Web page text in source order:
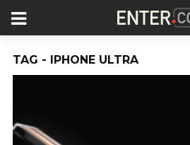
TAG - IPHONE ULTRA